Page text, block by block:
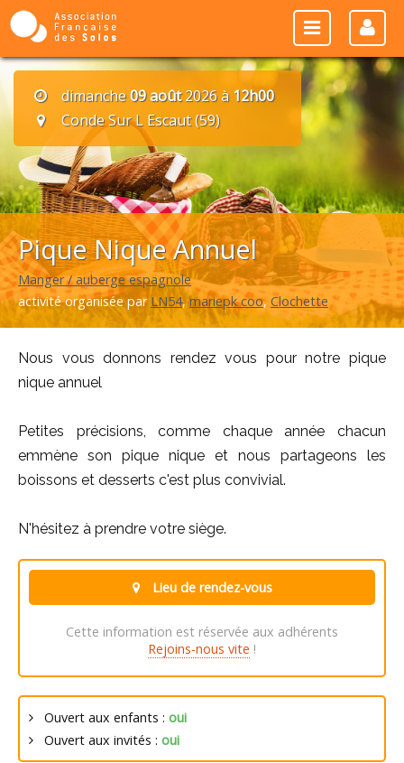
dimanche09 août2026 à 12h00
Conde Sur L Escaut (59)
Pique Nique Annuel
Manger / auberge espagnole
activité organisée par LN54,mariepk coo, Clochette
Nous vous donnons rendez vous pour notre pique
nique annuel
Petites précisions, comme chaque année chacun
emmène son pique nique et nous partageons les
boissons et desserts c'est plus convivial.
N'hésitez à prendre votre siège.
Lieu de rendez-vous
Cette information est réservée aux adhérents
Rejoins-nous vite !
Ouvert aux enfants : oui
Ouvert aux invités : oui